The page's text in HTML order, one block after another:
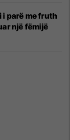
parë me fruth
një fëmijë